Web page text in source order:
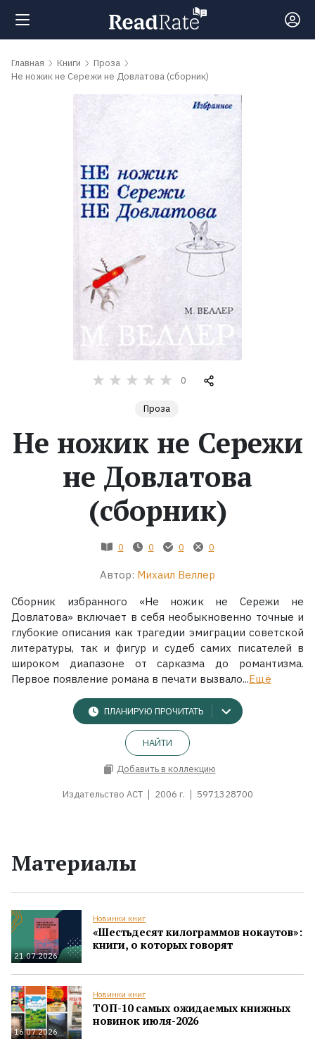
Поиск
обсуждаемые
Главная Книги
Проза
Не ножик не Сережи не Довлатова (сборник)
0
Проза
Не ножик не Сережи
не Довлатова
(сборник)
0 0 0 0
Автор: Михаил Веллер
Сборник избранного «Не ножик не Сережи не
Довлатова» включает в себя необыкновенно точные и
глубокие описания как трагедии эмиграции советской
литературы, так и фигур и судеб самих писателей в
широком диапазоне от сарказма до романтизма.
Первое появление романа в печати вызвало...Ещё
ПЛАНИРУЮ ПРОЧИТАТЬ
НАЙТИ
Добавить в коллекцию
Издательство АСТ 2006 г. 5971328700
Материалы
21.07.2026
Новинки книг
«Шестьдесят килограммов нокаутов»:
книги, о которых говорят
16.07.2026
Новинки книг
ТОП-10 самых ожидаемых книжных
новинок июля-2026